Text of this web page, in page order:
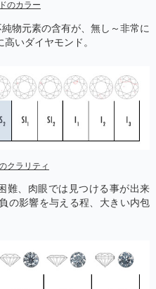
のカラー
物元素の含有が、無し～非常に
いダイヤモンド。
クラリティ
難、肉眼では見つける事が出来
の影響を与える程、大きい内包